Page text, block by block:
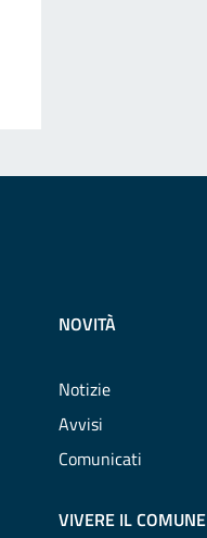
NOVITÀ
Notizie
Avvisi
Comunicati
VIVERE IL COMUNE